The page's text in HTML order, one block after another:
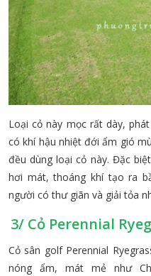
Loại cỏ này mọc rất dày,
có khí hậu nhiệt đới ẩm gió
đều dùng loại cỏ này. Đặc
hơi mát, thoáng khí tạo ra
người có thư giãn và giải tỏa
3/ Cỏ Perennial
Cỏ sân golf Perennial
nóng ẩm, mát mẻ như